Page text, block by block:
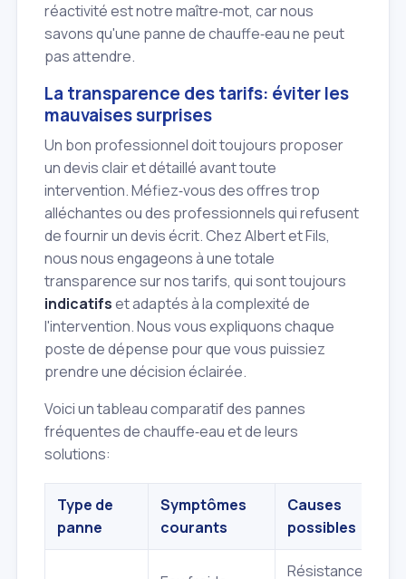
réactivité est notre maître‑mot, car nous
savons qu'une panne de chauffe‑eau ne peut
pas attendre.
La transparence des tarifs: éviter les
mauvaises surprises
Un bon professionnel doit toujours proposer
un devis clair et détaillé avant toute
intervention. Méfiez‑vous des offres trop
alléchantes ou des professionnels qui refusent
de fournir un devis écrit. Chez Albert et Fils,
nous nous engageons à une totale
transparence sur nos tarifs, qui sont toujours
indicatifset adaptés à la complexité de
l'intervention. Nous vous expliquons chaque
poste de dépense pour que vous puissiez
prendre une décision éclairée.
Voici un tableau comparatif des pannes
fréquentes de chauffe‑eau et de leurs
solutions:
Type de
panne
Symptômes
courants
Causes
possibles
Résistance